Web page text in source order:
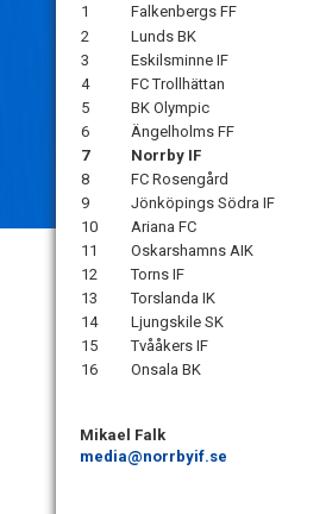
1
Falkenbergs FF
2
Lunds BK
3
Eskilsminne IF
4
FC Trollhättan
5
BK Olympic
6
Ängelholms FF
7
Norrby IF
8
FC Rosengård
9
Jönköpings Södra IF
10
Ariana FC
11
Oskarshamns AIK
12
Torns IF
13
Torslanda IK
14
Ljungskile SK
15
Tvååkers IF
16
Onsala BK
Mikael Falk
media@norrbyif.se